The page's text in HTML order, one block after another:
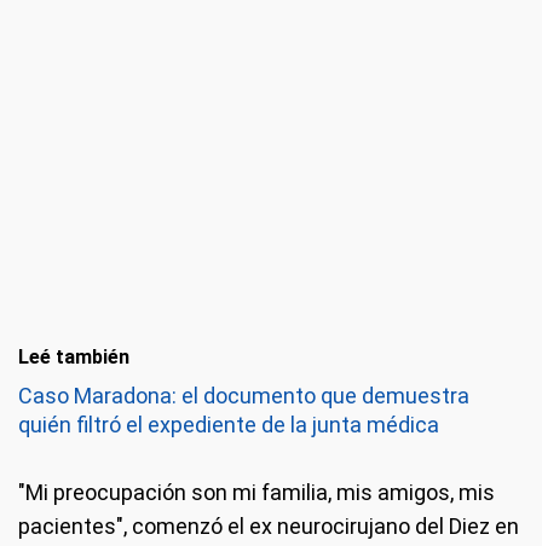
Leé también
Caso Maradona: el documento que demuestra
quién filtró el expediente de la junta médica
"Mi preocupación son mi familia, mis amigos, mis
pacientes", comenzó el ex neurocirujano del Diez en